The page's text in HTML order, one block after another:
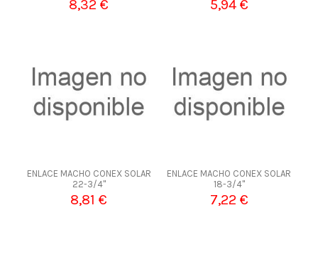
8,32 € 5,94 €
ENLACE MACHO CONEX SOLAR
22-3/4"
8,81 €
ENLACE MACHO CONEX SOLAR
18-3/4"
7,22 €